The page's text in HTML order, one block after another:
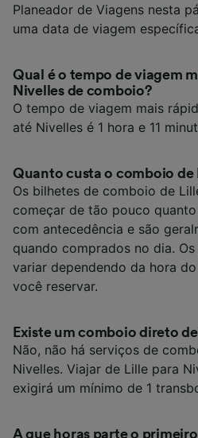
Planeador de Viagens nesta
uma data de viagem
Qual é o tempo de viagem
Nivelles de comboio?
O tempo de viagem mais
até Nivelles é 1 hora e 11
Quanto custa o comboio de
Os bilhetes de comboio de
começar de tão pouco
com antecedência e são
quando comprados no dia.
variar dependendo da hora
você reservar.
Existe um comboio direto
Não, não há serviços de
Nivelles. Viajar de Lille para
exigirá um mínimo de 1
A que horas parte o